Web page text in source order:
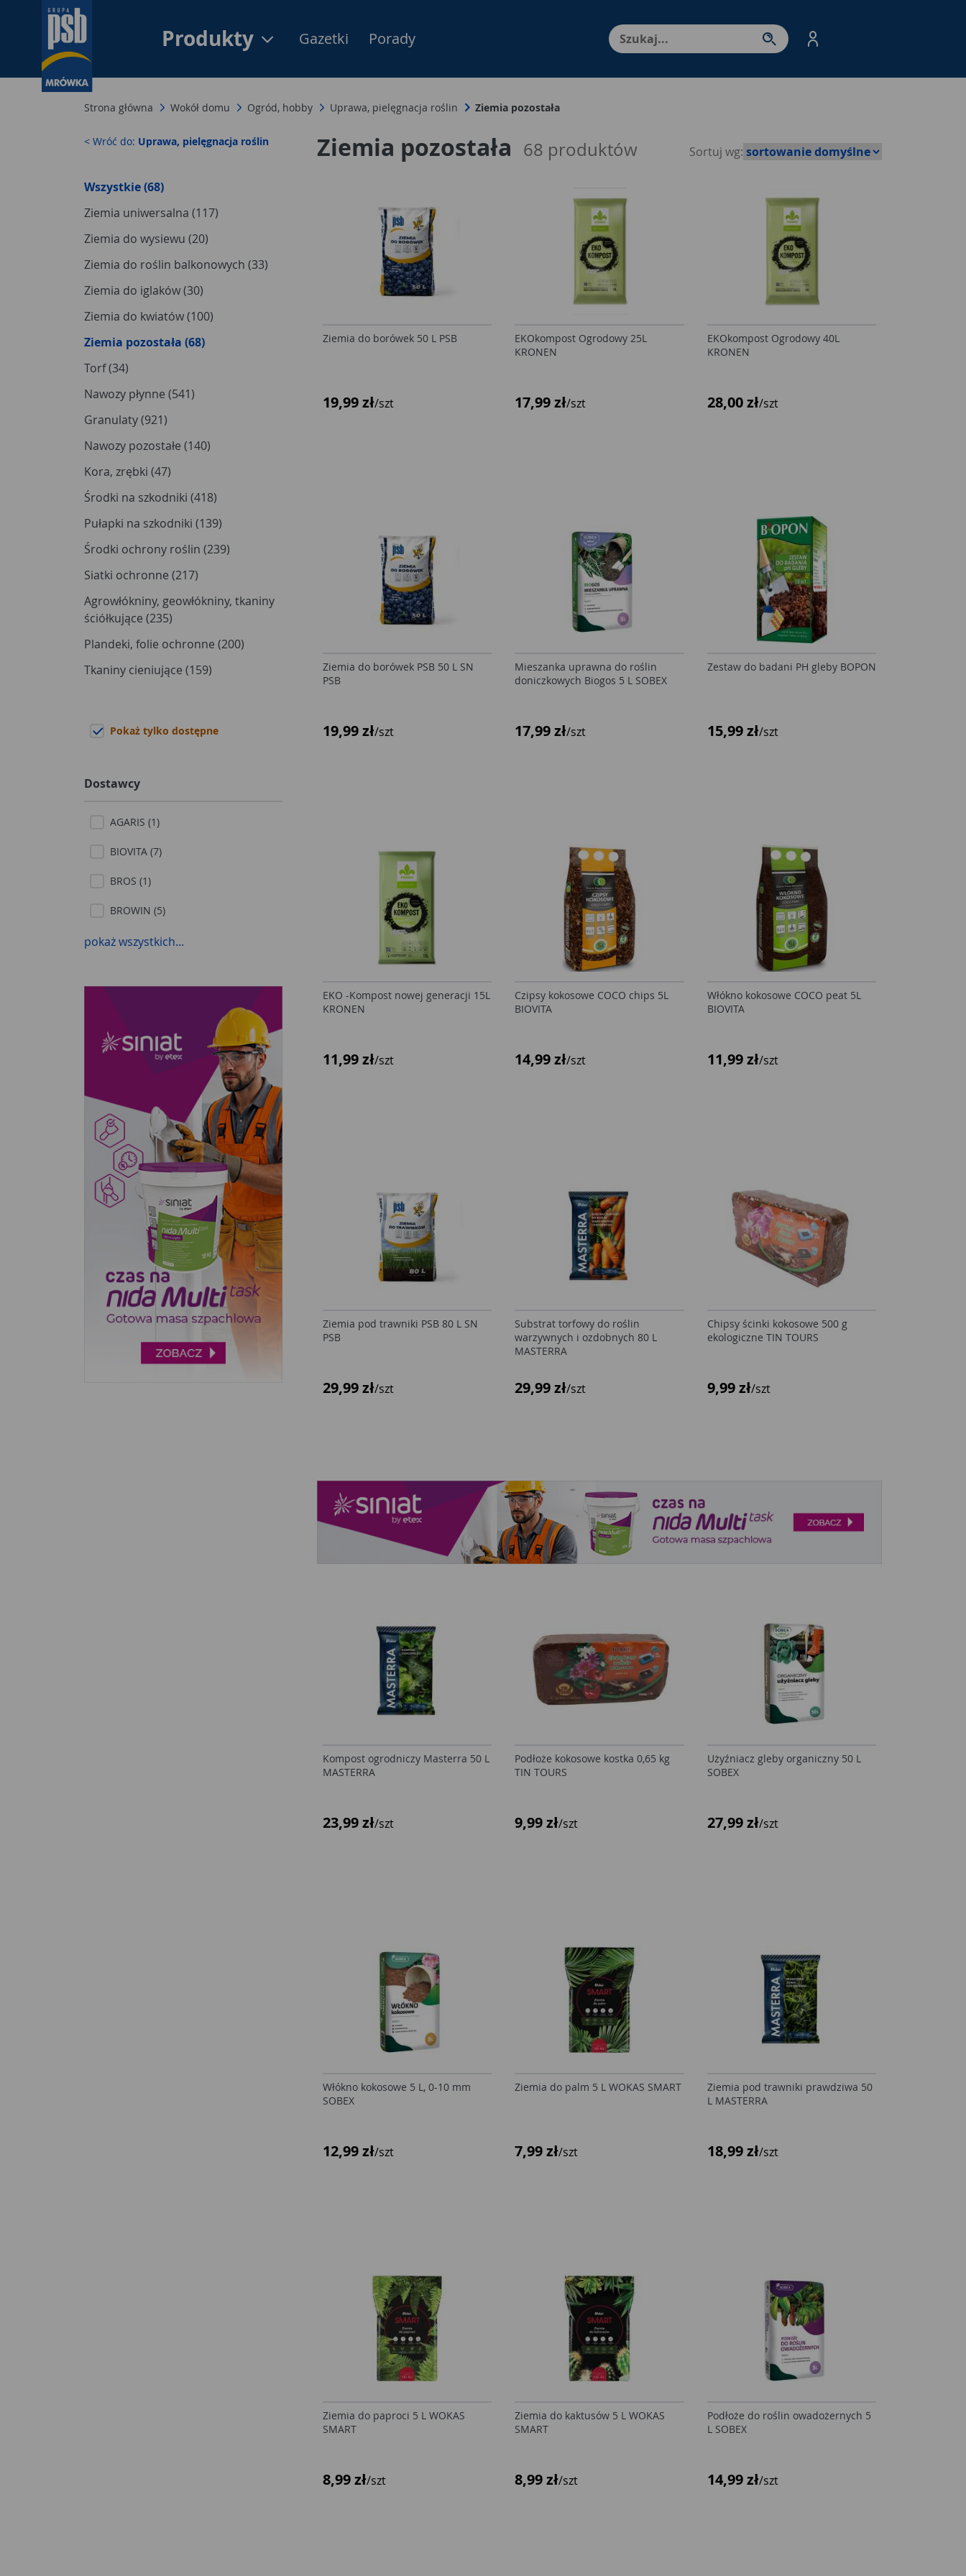
Produkty Menu Produktów, nawigacja: Enter - przejdź do strony produktów. Spacja – otwórz/
Gazetki Porady
Strona główna Wokół domu Ogród, hobby Uprawa, pielęgnacja roślin Ziemia pozostała
< Wróć do: Uprawa, pielęgnacja roślin
Wszystkie (68)
Ziemia uniwersalna (117)
Ziemia do wysiewu (20)
Ziemia do roślin balkonowych (33)
Ziemia do iglaków (30)
Ziemia do kwiatów (100)
Ziemia pozostała (68)
Torf (34)
Nawozy płynne (541)
Granulaty (921)
Nawozy pozostałe (140)
Kora, zrębki (47)
Środki na szkodniki (418)
Pułapki na szkodniki (139)
Środki ochrony roślin (239)
Siatki ochronne (217)
Agrowłókniny, geowłókniny, tkaniny
ściółkujące (235)
Plandeki, folie ochronne (200)
Tkaniny cieniujące (159)
Pokaż tylko dostępne
Dostawcy
AGARIS (1)
BIOVITA (7)
BROS (1)
BROWIN (5)
EVERGREEN (4)
RIM KOWALCZYK (1)
SOBEX (19)
W.LEGUTKO (7)
WOKAS (14)
pokaż wszystkich...
Ziemia pozostała 68 produktów Sortuj wg:
Ziemia do borówek 50 L PSB
19,99 zł/szt
EKOkompost Ogrodowy 25L
KRONEN
17,99 zł/szt
EKOkompost Ogrodowy 40L
KRONEN
28,00 zł/szt
Ziemia do borówek PSB 50 L SN
PSB
19,99 zł/szt
Mieszanka uprawna do roślin
doniczkowych Biogos 5 L SOBEX
17,99 zł/szt
Zestaw do badani PH gleby BOPON
15,99 zł/szt
EKO -Kompost nowej generacji 15L
KRONEN
11,99 zł/szt
Czipsy kokosowe COCO chips 5L
BIOVITA
14,99 zł/szt
Włókno kokosowe COCO peat 5L
BIOVITA
11,99 zł/szt
Ziemia pod trawniki PSB 80 L SN
PSB
29,99 zł/szt
Substrat torfowy do roślin
warzywnych i ozdobnych 80 L
MASTERRA
29,99 zł/szt
Chipsy ścinki kokosowe 500 g
ekologiczne TIN TOURS
9,99 zł/szt
Kompost ogrodniczy Masterra 50 L
MASTERRA
23,99 zł/szt
Podłoże kokosowe kostka 0,65 kg
TIN TOURS
9,99 zł/szt
Użyźniacz gleby organiczny 50 L
SOBEX
27,99 zł/szt
Włókno kokosowe 5 L, 0-10 mm
SOBEX
12,99 zł/szt
Ziemia do palm 5 L WOKAS SMART
7,99 zł/szt
Ziemia pod trawniki prawdziwa 50
L MASTERRA
18,99 zł/szt
Ziemia do paproci 5 L WOKAS
SMART
8,99 zł/szt
Ziemia do kaktusów 5 L WOKAS
SMART
8,99 zł/szt
Podłoże do roślin owadożernych 5
L SOBEX
14,99 zł/szt